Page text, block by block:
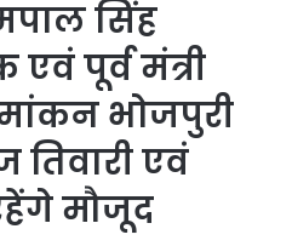
सिंह
पूर्व मंत्री
भोजपुरी
तिवारी एवं
मौजूद